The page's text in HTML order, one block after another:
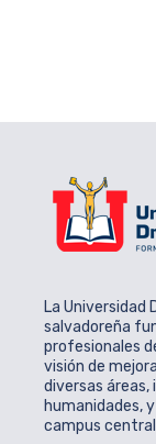
La Universidad
salvadoreña
profesionales
visión de
diversas áreas,
humanidades,
campus central